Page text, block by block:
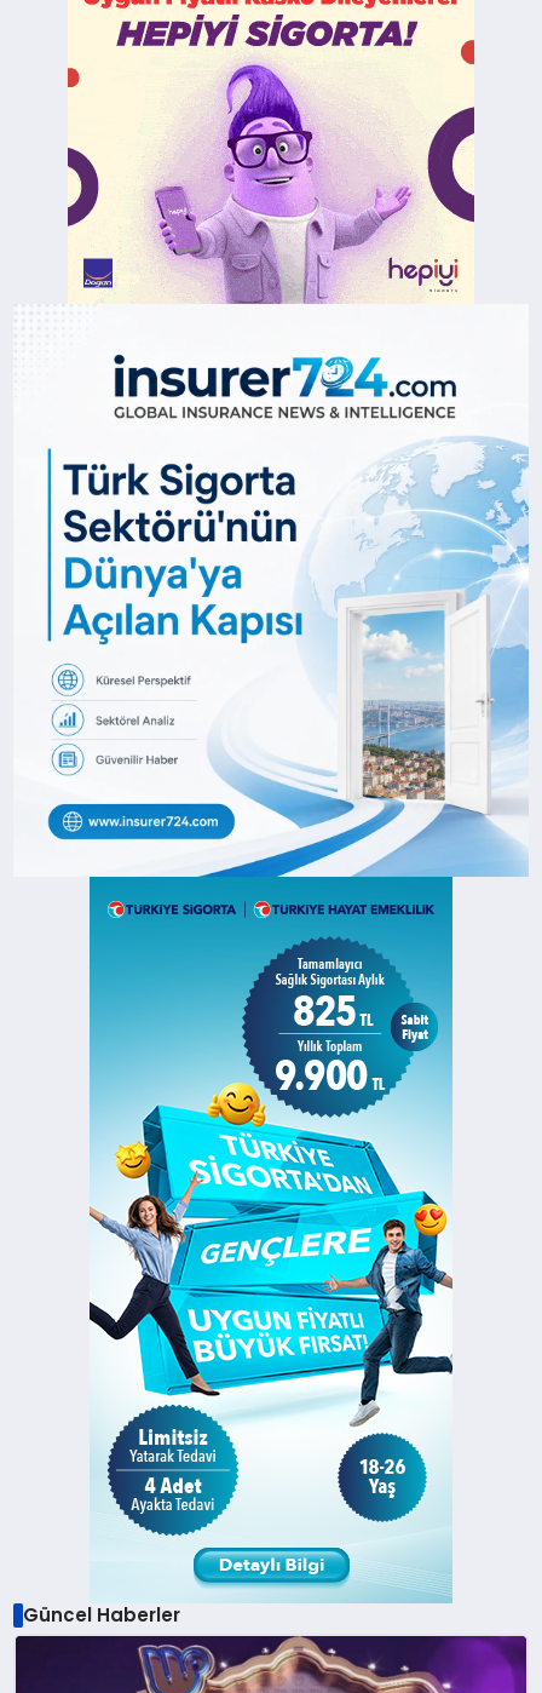
Güncel Haberler